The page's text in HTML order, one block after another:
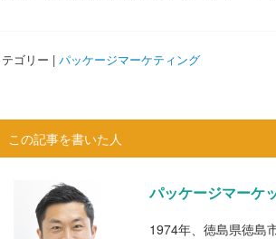
ゴリー | パッケージマーケティング
この記事を書いた人
パッケージマーケ
1974年、徳島県徳島